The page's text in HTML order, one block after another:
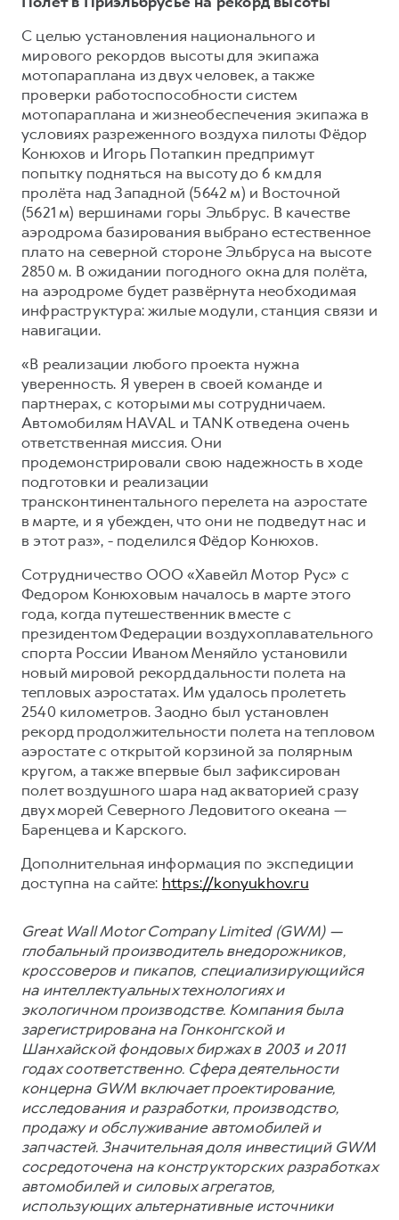
С целью установления национального и
мирового рекордов высоты для экипажа
мотопараплана из двух человек, а также
проверки работоспособности систем
мотопараплана и жизнеобеспечения экипажа в
условиях разреженного воздуха пилоты Фёдор
Конюхов и Игорь Потапкин предпримут
попытку подняться на высоту до 6 км для
пролёта над Западной (5642 м) и Восточной
(5621 м) вершинами горы Эльбрус. В качестве
аэродрома базирования выбрано естественное
плато на северной стороне Эльбруса на высоте
2850 м. В ожидании погодного окна для полёта,
на аэродроме будет развёрнута необходимая
инфраструктура: жилые модули, станция связи и
навигации.
«В реализации любого проекта нужна
уверенность. Я уверен в своей команде и
партнерах, с которыми мы сотрудничаем.
Автомобилям HAVAL и TANK отведена очень
ответственная миссия. Они
продемонстрировали свою надежность в ходе
подготовки и реализации
трансконтинентального перелета на аэростате
в марте, и я убежден, что они не подведут нас и
в этот раз», - поделился Фёдор Конюхов.
Сотрудничество ООО «Хавейл Мотор Рус» с
Федором Конюховым началось в марте этого
года, когда путешественник вместе с
президентом Федерации воздухоплавательного
спорта России Иваном Меняйло установили
новый мировой рекорд дальности полета на
тепловых аэростатах. Им удалось пролететь
2540 километров. Заодно был установлен
рекорд продолжительности полета на тепловом
аэростате с открытой корзиной за полярным
кругом, а также впервые был зафиксирован
полет воздушного шара над акваторией сразу
двух морей Северного Ледовитого океана —
Баренцева и Карского.
Дополнительная информация по экспедиции
доступна на сайте: https://konyukhov.ru
Great Wall Motor Company Limited (GWM) —
глобальный производитель внедорожников,
кроссоверов и пикапов, специализирующийся
на интеллектуальных технологиях и
экологичном производстве. Компания была
зарегистрирована на Гонконгской и
Шанхайской фондовых биржах в 2003 и 2011
годах соответственно. Сфера деятельности
концерна GWM включает проектирование,
исследования и разработки, производство,
продажу и обслуживание автомобилей и
запчастей. Значительная доля инвестиций GWM
сосредоточена на конструкторских разработках
автомобилей и силовых агрегатов,
использующих альтернативные источники